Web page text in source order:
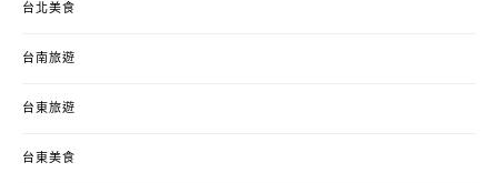
台北美食
台南旅遊
台東旅遊
台東美食